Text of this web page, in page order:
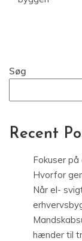
Søg
Recent
Fokuser
Hvorfor
Når el-
hænder til